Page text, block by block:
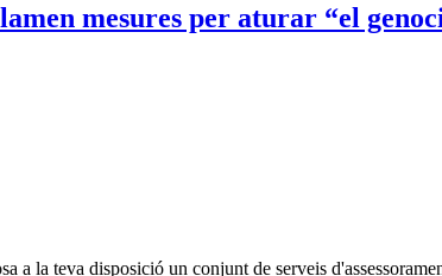
mesures per aturar “el
a la teva disposició un conjunt de serveis